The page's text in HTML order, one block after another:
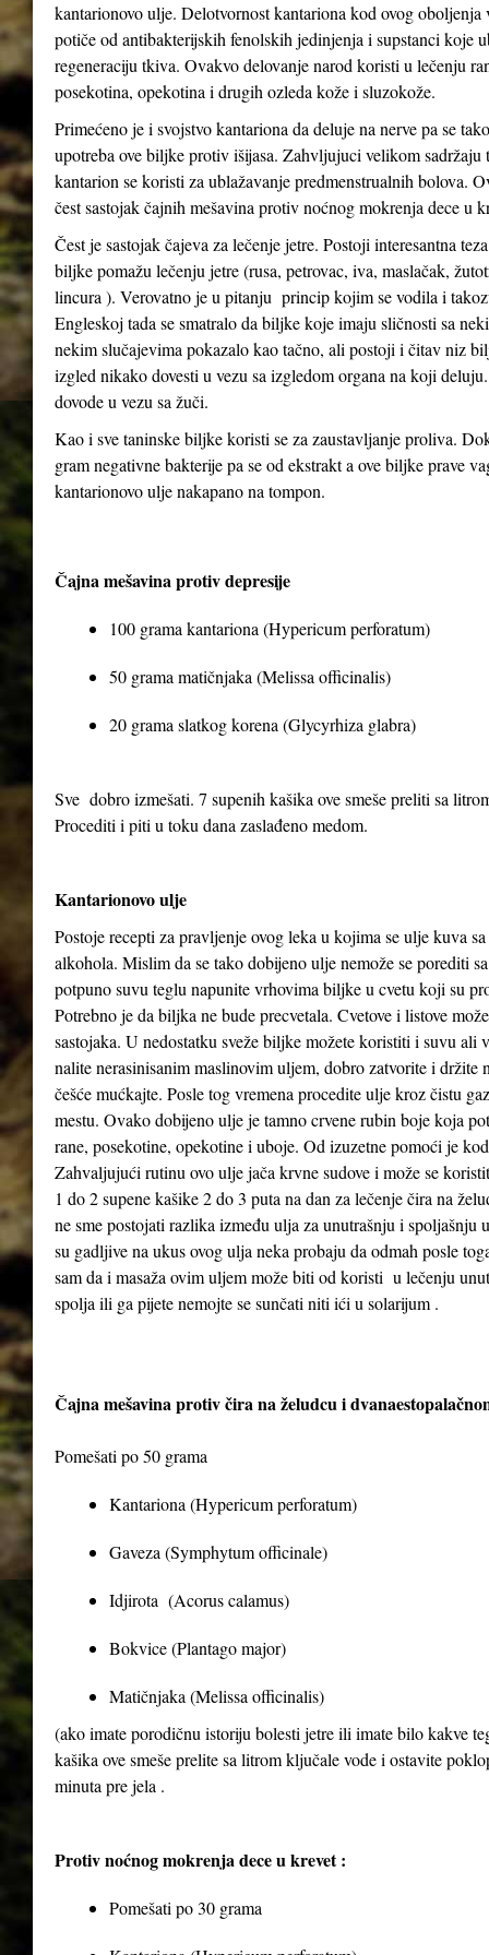
kantarionovo ulje. Delotvornost kantariona kod ovog oboljenja
potiče od antibakterijskih fenolskih jedinjenja i supstanci koje
regeneraciju tkiva. Ovakvo delovanje narod koristi u lečenju
posekotina, opekotina i drugih ozleda kože i sluzokože.
Primećeno je i svojstvo kantariona da deluje na nerve pa se
upotreba ove biljke protiv išijasa. Zahvljujuci velikom sadržaju
kantarion se koristi za ublažavanje predmenstrualnih bolova.
čest sastojak čajnih mešavina protiv noćnog mokrenja dece u
Čest je sastojak čajeva za lečenje jetre. Postoji interesantna
biljke pomažu lečenju jetre (rusa, petrovac, iva, maslačak,
lincura ). Verovatno je u pitanju princip kojim se vodila i
Engleskoj tada se smatralo da biljke koje imaju sličnosti sa
nekim slučajevima pokazalo kao tačno, ali postoji i čitav niz
izgled nikako dovesti u vezu sa izgledom organa na koji
dovode u vezu sa žuči.
Kao i sve taninske biljke koristi se za zaustavljanje proliva.
gram negativne bakterije pa se od ekstrakt a ove biljke prave
kantarionovo ulje nakapano na tompon.
Čajna mešavina protiv depresije
100 grama kantariona (Hypericum perforatum)
50 grama matičnjaka (Melissa officinalis)
20 grama slatkog korena (Glycyrhiza glabra)
Sve dobro izmešati. 7 supenih kašika ove smeše preliti sa
Procediti i piti u toku dana zaslađeno medom.
Kantarionovo ulje
Postoje recepti za pravljenje ovog leka u kojima se ulje kuva
alkohola. Mislim da se tako dobijeno ulje nemože se porediti
potpuno suvu teglu napunite vrhovima biljke u cvetu koji su
Potrebno je da biljka ne bude precvetala. Cvetove i listove
sastojaka. U nedostatku sveže biljke možete koristiti i suvu
nalite nerasinisanim maslinovim uljem, dobro zatvorite i držite
češće mućkajte. Posle tog vremena procedite ulje kroz čistu
mestu. Ovako dobijeno ulje je tamno crvene rubin boje koja
rane, posekotine, opekotine i uboje. Od izuzetne pomoći je
Zahvaljujući rutinu ovo ulje jača krvne sudove i može se
1 do 2 supene kašike 2 do 3 puta na dan za lečenje čira na
ne sme postojati razlika između ulja za unutrašnju i spoljašnju
su gadljive na ukus ovog ulja neka probaju da odmah posle
sam da i masaža ovim uljem može biti od koristi u lečenju
spolja ili ga pijete nemojte se sunčati niti ići u solarijum .
Čajna mešavina protiv čira na želudcu i
Pomešati po 50 grama
Kantariona (Hypericum perforatum)
Gaveza (Symphytum officinale)
Idjirota (Acorus calamus)
Bokvice (Plantago major)
Matičnjaka (Melissa officinalis)
(ako imate porodičnu istoriju bolesti jetre ili imate bilo kakve
kašika ove smeše prelite sa litrom ključale vode i ostavite
minuta pre jela .
Protiv noćnog mokrenja dece u krevet :
Pomešati po 30 grama